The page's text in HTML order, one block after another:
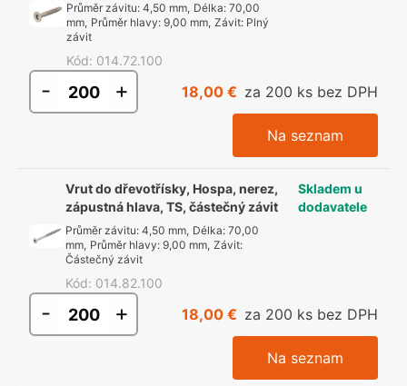
Průměr závitu:4,50 mm, Délka:70,00
mm, Průměr hlavy:9,00 mm, Závit: Plný
závit
Kód: 014.72.100
- + 18,00 € za 200 ks bez DPH
Na seznam
Vrut do dřevotřísky, Hospa, nerez,
zápustná hlava, TS, částečný závit
Průměr závitu: 4,50 mm, Délka: 70,00
mm, Průměr hlavy: 9,00 mm, Závit:
Částečný závit
Kód: 014.82.100
Skladem u
dodavatele
- + 18,00 € za 200 ks bez DPH
Na seznam